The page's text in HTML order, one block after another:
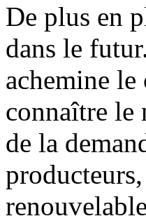
De plus en
dans le
achemine
connaître le
de la